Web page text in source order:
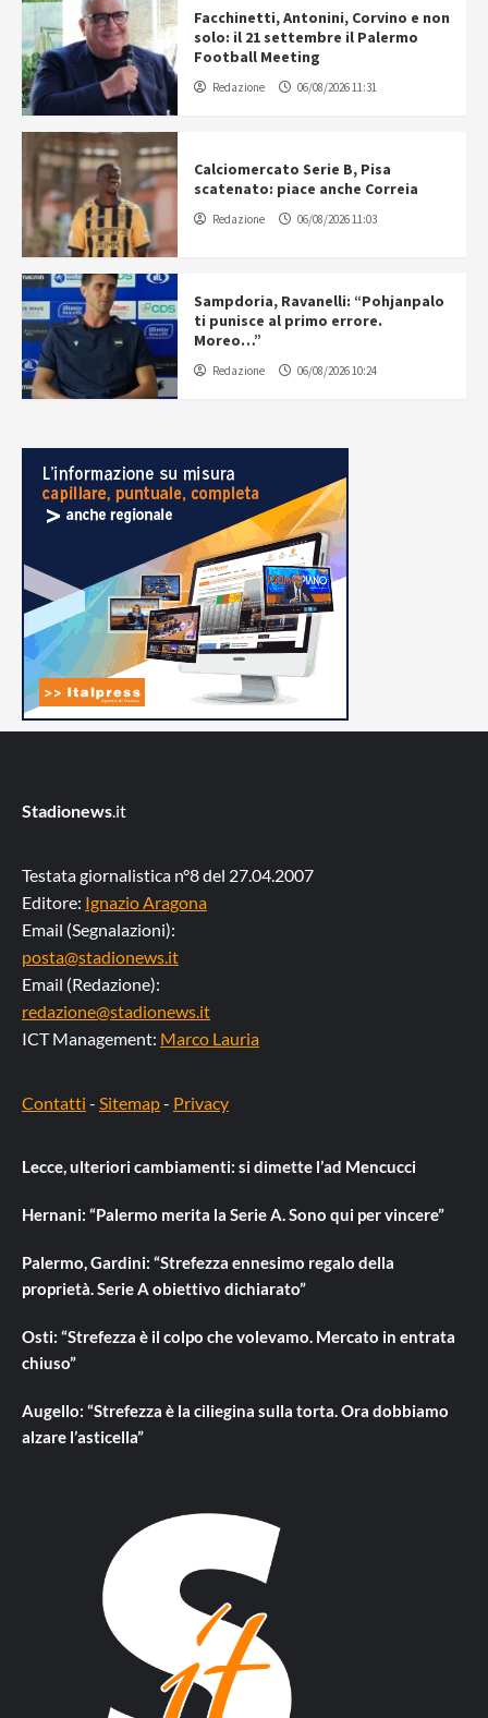
Facchinetti, Antonini, Corvino e non
solo: il 21 settembre il Palermo
Football Meeting
Redazione 06/08/2026 11:31
Calciomercato Serie B, Pisa
scatenato: piace anche Correia
Redazione 06/08/2026 11:03
Sampdoria, Ravanelli: “Pohjanpalo
ti punisce al primo errore.
Moreo…”
Redazione 06/08/2026 10:24
Stadionews.it
Testata giornalistica n°8 del 27.04.2007
Editore: Ignazio Aragona
Email (Segnalazioni):
posta@stadionews.it
Email (Redazione):
redazione@stadionews.it
ICT Management: Marco Lauria
Contatti - Sitemap- Privacy
Lecce, ulteriori cambiamenti: si dimette l’ad Mencucci
Hernani: “Palermo merita la Serie A. Sono qui per vincere”
Palermo, Gardini: “Strefezza ennesimo regalo della
proprietà. Serie A obiettivo dichiarato”
Osti: “Strefezza è il colpo che volevamo. Mercato in entrata
chiuso”
Augello: “Strefezza è la ciliegina sulla torta. Ora dobbiamo
alzare l’asticella”